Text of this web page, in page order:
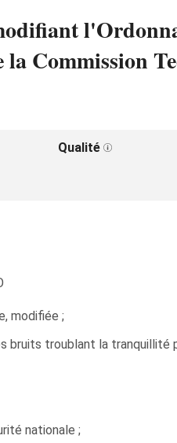
Commission
Qualité
modifiée ;
bruits troublant la tranquillité
nationale ;